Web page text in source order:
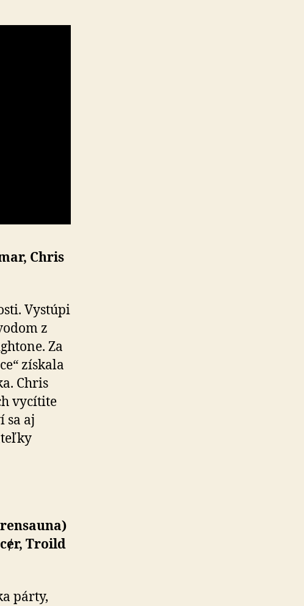
Chris
Vystúpi
z
Za
získala
Chris
vycítite
sa aj
Troild
párty,